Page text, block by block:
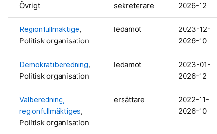
Övrigt
sekreterare
2026-12
Regionfullmäktige,
Politisk organisation
ledamot
2023-12-
2026-10
Demokratiberedning,
Politisk organisation
ledamot
2023-01-
2026-12
Valberedning,
regionfullmäktiges,
Politisk organisation
ersättare
2022-11-
2026-10